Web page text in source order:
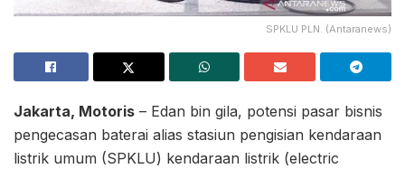
SPKLU PLN. (Antaranews)
Jakarta, Motoris – Edan bin gila, potensi pasar bisnis
pengecasan baterai alias stasiun pengisian kendaraan
listrik umum (SPKLU) kendaraan listrik (electric